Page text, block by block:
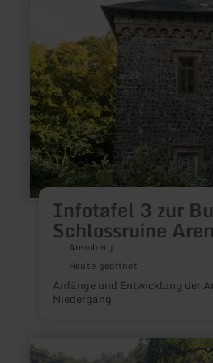
Infotafel 3 zur
Schlossruine
Aremberg
Heute geöffnet
Anfänge und Entwicklung der
Niedergang
Schlossruine
Arenberg
erfahren